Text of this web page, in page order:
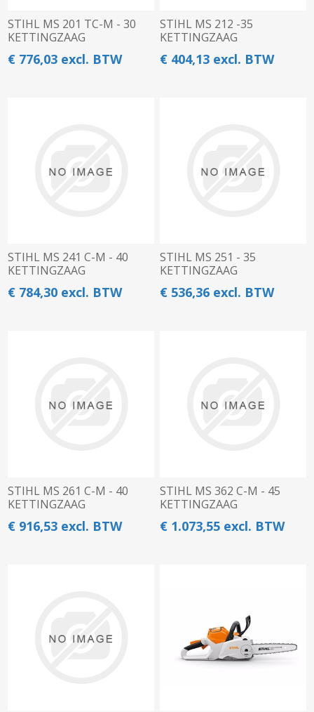
STIHL MS 201 TC-M - 30
KETTINGZAAG
€ 776,03 excl. BTW
STIHL MS 212 -35
KETTINGZAAG
€ 404,13 excl. BTW
STIHL MS 241 C-M - 40
KETTINGZAAG
€ 784,30 excl. BTW
STIHL MS 251 - 35
KETTINGZAAG
€ 536,36 excl. BTW
STIHL MS 261 C-M - 40
KETTINGZAAG
€ 916,53 excl. BTW
STIHL MS 362 C-M - 45
KETTINGZAAG
€ 1.073,55 excl. BTW